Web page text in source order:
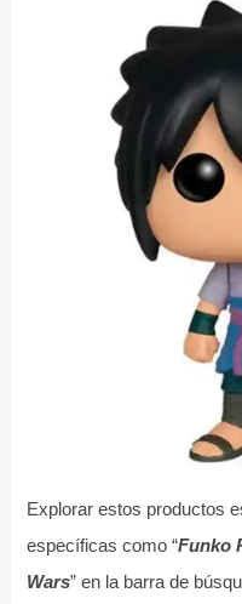
Explorar estos productos
específicas como “Funko
Wars” en la barra de